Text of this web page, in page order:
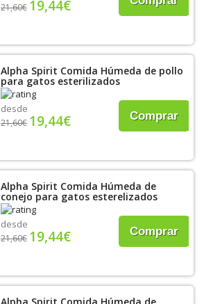
21,60€ 19,44€
Alpha Spirit Comida Húmeda de pollo
para gatos esterilizados
desde
21,60€ 19,44€ Comprar
Alpha Spirit Comida Húmeda de
conejo para gatos esterelizados
desde
21,60€ 19,44€ Comprar